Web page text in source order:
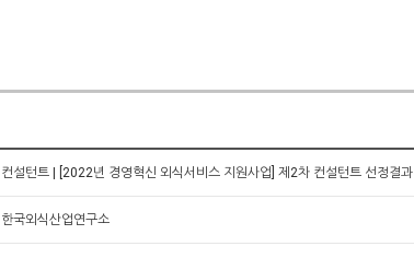
컨설턴트 | [2022년 경영혁신 외식서비스 지원사업] 제2차 컨설턴트 선정결과
한국외식산업연구소